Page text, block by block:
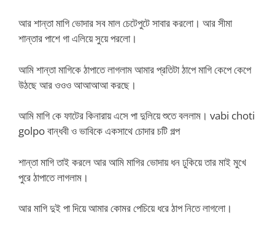
আর শান্তা মাগি ভোদার সব মাল চেটেপুটে সাবার করলো। আর সীমা
শান্তার পাশে গা এলিয়ে সুয়ে পরলো।
আমি শান্তা মাগিকে ঠাপাতে লাগলাম আমার প্রতিটা ঠাপে মাগি কেপে কেপে
উঠছে আর ওওও আআআআ করছে।
আমি মাগি কে ফাটের কিনারায় এসে পা দুলিয়ে শুতে বললাম। vabi choti
golpo বান্ধবী ও ভাবিকে একসাথে চোদার চটি গল্প
শান্তা মাগি তাই করলে আর আমি মাগির ভোদায় ধন ঢুকিয়ে তার মাই মুখে
পুরে ঠাপাতে লাগলাম।
আর মাগি দুই পা দিয়ে আমার কোমর পেচিয়ে ধরে ঠাপ নিতে লাগলো।